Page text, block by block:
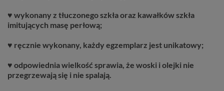
♥ wykonany z tłuczonego szkła oraz kawałków szkła
imitujących masę perłową;
♥ ręcznie wykonany, każdy egzemplarz jest unikatowy;
♥ odpowiednia wielkość sprawia, że woski i olejki nie
przegrzewają się i nie spalają.